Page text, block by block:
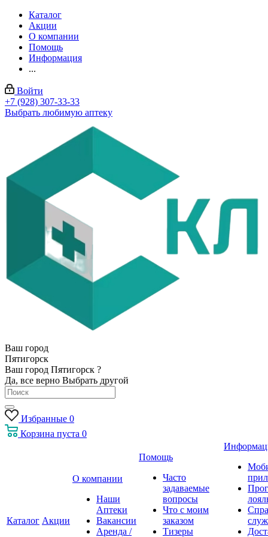
Каталог
Акции
О компании
Помощь
Информация
...
Войти
+7 (928) 307-33-33
Выбрать любимую аптеку
Ваш город
Пятигорск
Ваш город Пятигорск ?
Да, все верно Выбрать другой
Избранные 0
Корзина пуста 0
Каталог Акции
О компании
Наши
Аптеки
Вакансии
Аренда /
Помощь
Часто
задаваемые
вопросы
Что с моим
заказом
Тизеры